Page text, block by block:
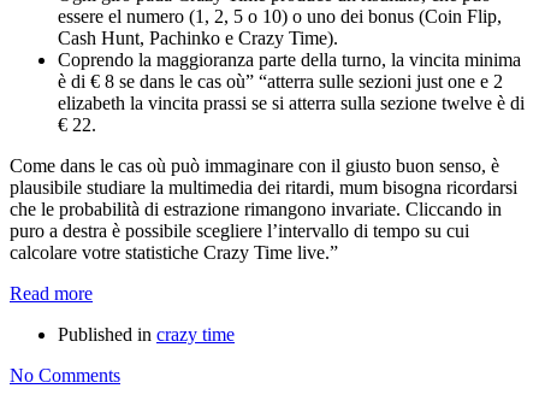
essere el numero (1, 2, 5 o 10) o uno dei bonus (Coin Flip,
Cash Hunt, Pachinko e Crazy Time).
Coprendo la maggioranza parte della turno, la vincita minima
è di € 8 se dans le cas où” “atterra sulle sezioni just one e 2
elizabeth la vincita prassi se si atterra sulla sezione twelve è di
€ 22.
Come dans le cas où può immaginare con il giusto buon senso, è
plausibile studiare la multimedia dei ritardi, mum bisogna ricordarsi
che le probabilità di estrazione rimangono invariate. Cliccando in
puro a destra è possibile scegliere l’intervallo di tempo su cui
calcolare votre statistiche Crazy Time live.”
Read more
Published in crazy time
No Comments